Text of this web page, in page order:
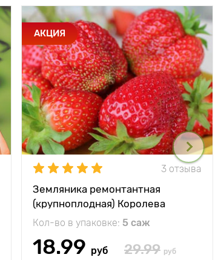
АКЦИЯ
3 отзыва
Земляника ремонтантная
(крупноплодная) Королева
Елизавета
Кол-во в упаковке: 5 саж
18.99 руб 29.99 руб